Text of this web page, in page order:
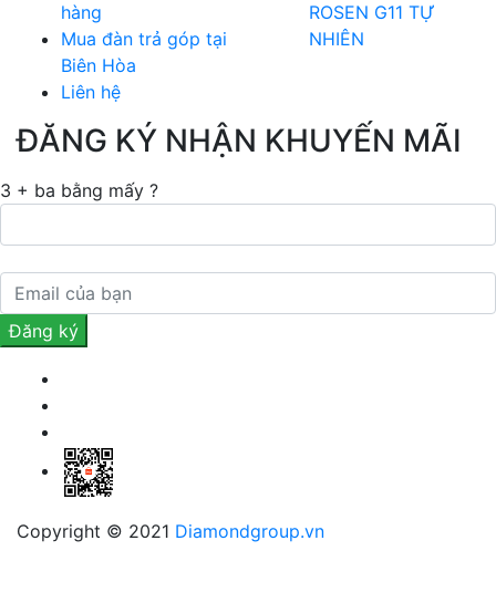
hàng
Mua đàn trả góp tại
Biên Hòa
Liên hệ
ROSEN G11 TỰ
NHIÊN
ĐĂNG KÝ NHẬN KHUYẾN MÃI
3 + ba bằng mấy ?
Copyright © 2021 Diamondgroup.vn